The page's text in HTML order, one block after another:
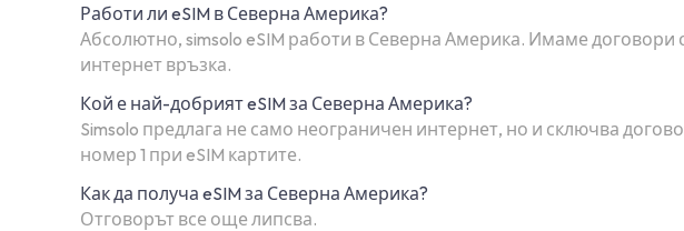
Работи ли eSIM в Северна Америка?
Абсолютно, simsolo eSIM работи в Северна Америка. Имаме
интернет връзка.
Кой е най-добрият eSIM за Северна Америка?
Simsolo предлага не само неограничен интернет, но и сключва
номер 1 при eSIM картите.
Как да получа eSIM за Северна Америка?
Отговорът все още липсва.